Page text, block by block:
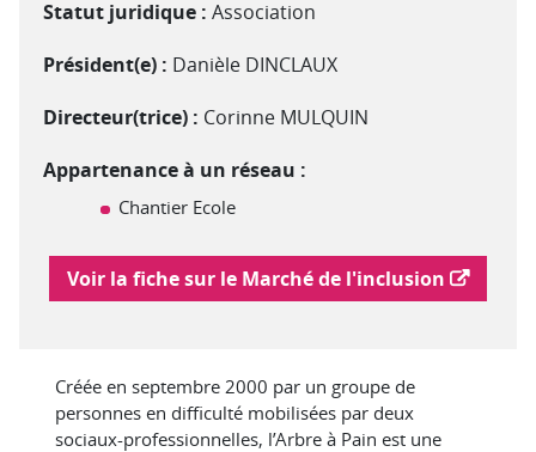
Statut juridique : Association
Président(e) : Danièle DINCLAUX
Directeur(trice) : Corinne MULQUIN
Appartenance à un réseau :
Chantier Ecole
Lien vers le marché de l'inclusion
Voir la fiche sur le Marché de l'inclusion
Créée en septembre 2000 par un groupe de
personnes en difficulté mobilisées par deux
sociaux-professionnelles, l’Arbre à Pain est une